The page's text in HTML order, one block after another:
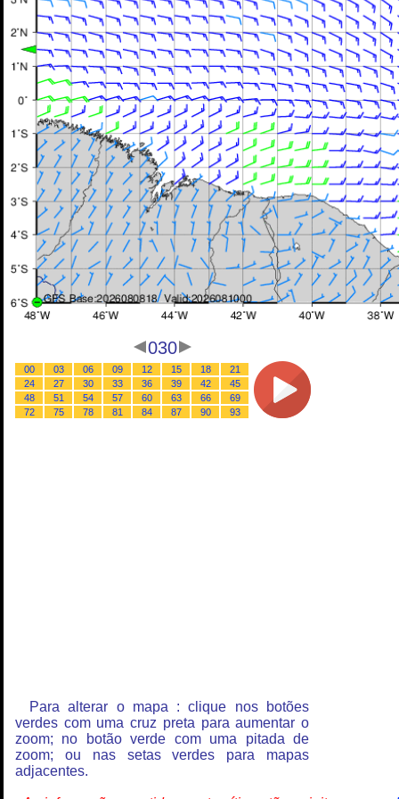
030
00 03 06 09 12 15 18
21
24
27 30 33 36 39 42
45
48
51 54 57 60 63 66
69
72
75 78 81 84 87 90 93
Para alterar o mapa : clique nos botões
verdes com uma cruz preta para aumentar o
zoom; no botão verde com uma pitada de
zoom; ou nas setas verdes para mapas
adjacentes.